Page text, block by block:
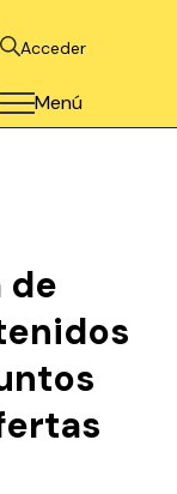
Acceder
Menú
de